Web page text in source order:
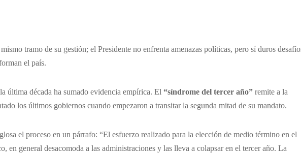
tramo de su gestión; el Presidente no enfrenta amenazas políticas, pero sí duros
el país.
última década ha sumado evidencia empírica. El “síndrome del tercer año” remite a la
los últimos gobiernos cuando empezaron a transitar la segunda mitad de su mandato.
el proceso en un párrafo: “El esfuerzo realizado para la elección de medio término en el
en general desacomoda a las administraciones y las lleva a colapsar en el tercer año. La